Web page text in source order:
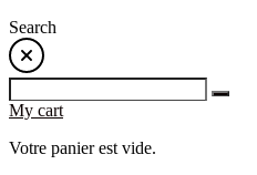
Search
My cart
Votre panier est vide.